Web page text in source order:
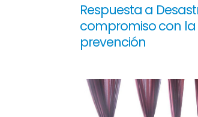
Respuesta a
compromiso con
prevención